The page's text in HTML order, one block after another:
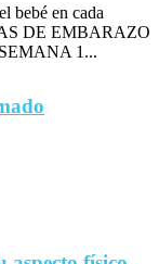
bebé en cada
DE EMBARAZO
1...